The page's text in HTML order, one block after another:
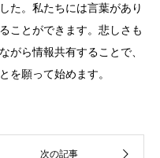
た。私たちには言葉があり
ことができます。悲しさも
がら情報共有することで、
を願って始めます。